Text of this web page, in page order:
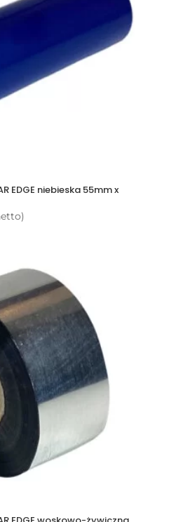
EDGE niebieska 55mm x